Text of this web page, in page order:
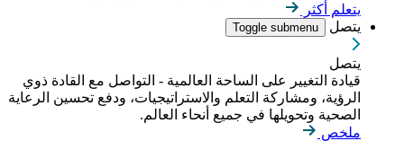
يتعلم أكثر
يتصل
Toggle submenu
يتصل
قيادة التغيير على الساحة العالمية - التواصل مع القادة ذوي
الرؤية، ومشاركة التعلم والاستراتيجيات، ودفع تحسين الرعاية
الصحية وتحويلها في جميع أنحاء العالم.
ملخص